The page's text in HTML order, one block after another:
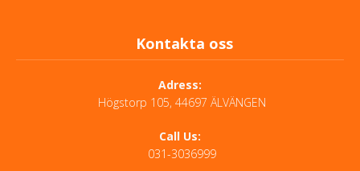
Kontakta oss
Adress:
Högstorp 105, 44697 ÄLVÄNGEN
Call Us:
031-3036999